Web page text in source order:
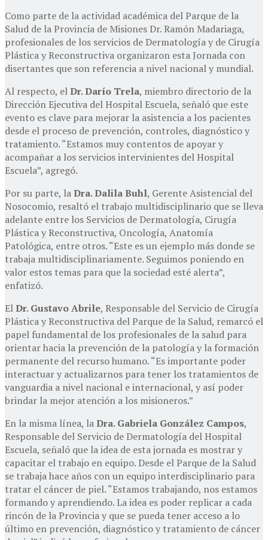
Como parte de la actividad académica del Parque de la
Salud de la Provincia de Misiones Dr. Ramón Madariaga,
profesionales de los servicios de Dermatología y de Cirugía
Plástica y Reconstructiva organizaron esta Jornada con
disertantes que son referencia a nivel nacional y mundial.
Al respecto, elDr. Darío Trela, miembro directorio de la
Dirección Ejecutiva del Hospital Escuela, señaló que este
evento es clave para mejorar la asistencia a los pacientes
desde el proceso de prevención, controles, diagnóstico y
tratamiento. “Estamos muy contentos de apoyar y
acompañar a los servicios intervinientes del Hospital
Escuela”, agregó.
Por su parte, laDra. Dalila Buhl, Gerente Asistencial del
Nosocomio, resaltó el trabajo multidisciplinario que se lleva
adelante entre los Servicios de Dermatología, Cirugía
Plástica y Reconstructiva, Oncología, Anatomía
Patológica, entre otros. “Este es un ejemplo más donde se
trabaja multidisciplinariamente. Seguimos poniendo en
valor estos temas para que la sociedad esté alerta”,
enfatizó.
ElDr. Gustavo Abrile, Responsable del Servicio de Cirugía
Plástica y Reconstructiva del Parque de la Salud, remarcó el
papel fundamental de los profesionales de la salud para
orientar hacia la prevención de la patología y la formación
permanente del recurso humano. “Es importante poder
interactuar y actualizarnos para tener los tratamientos de
vanguardia a nivel nacional e internacional, y así poder
brindar la mejor atención a los misioneros.”
En la misma línea, laDra. Gabriela González Campos,
Responsable del Servicio de Dermatología del Hospital
Escuela, señaló que la idea de esta jornada es mostrar y
capacitar el trabajo en equipo. Desde el Parque de la Salud
se trabaja hace años con un equipo interdisciplinario para
tratar el cáncer de piel. “Estamos trabajando, nos estamos
formando y aprendiendo. La idea es poder replicar a cada
rincón de la Provincia y que se pueda tener acceso a lo
último en prevención, diagnóstico y tratamiento de cáncer